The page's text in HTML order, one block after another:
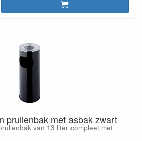
prullenbak met asbak zwart
van 13 liter compleet met